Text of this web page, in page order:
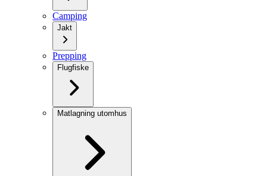
Camping
Jakt
Prepping
Flugfiske
Matlagning utomhus